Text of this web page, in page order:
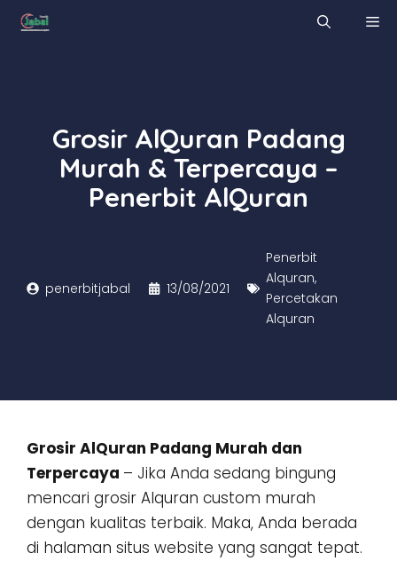
Skip
Grosir AlQuran Padang
Murah & Terpercaya –
Penerbit AlQuran
penerbitjabal 13/08/2021
Penerbit
Alquran,
Percetakan
Alquran
Grosir AlQuran Padang Murah dan
Terpercaya – Jika Anda sedang bingung
mencari grosir Alquran custom murah
dengan kualitas terbaik. Maka, Anda berada
di halaman situs website yang sangat tepat.